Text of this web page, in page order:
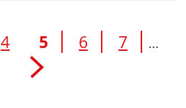
4 5 6 7 ...